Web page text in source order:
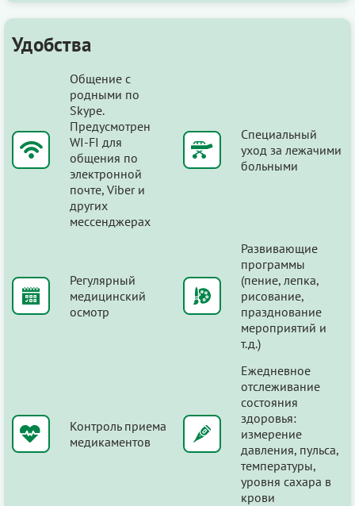
Удобства
Общение с
родными по
Skype.
Предусмотрен
WI-FI для
общения по
электронной
почте, Viber и
других
мессенджерах
Специальный
уход за лежачими
больными
Регулярный
медицинский
осмотр
Развивающие
программы
(пение, лепка,
рисование,
празднование
мероприятий и
т.д.)
Контроль приема
медикаментов
Ежедневное
отслеживание
состояния
здоровья:
измерение
давления, пульса,
температуры,
уровня сахара в
крови